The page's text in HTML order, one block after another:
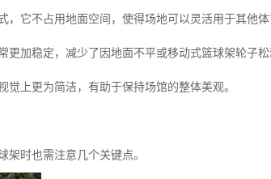
，它不占用地面空间，使得场地可以灵活用于其他体
更加稳定，减少了因地面不平或移动式篮球架轮子松
觉上更为简洁，有助于保持场馆的整体美观。
架时也需注意几个关键点。